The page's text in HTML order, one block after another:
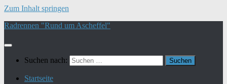
Zum Inhalt springen
Radrennen "Rund um Ascheffel"
Suchen nach:
Startseite